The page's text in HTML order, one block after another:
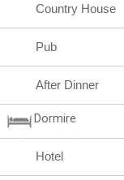
Country House
Pub
After Dinner
Dormire
Hotel